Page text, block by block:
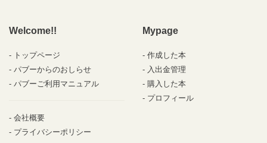
Welcome!!
トップページ
パブーからのおしらせ
パブーご利用マニュアル
会社概要
プライバシーポリシー
Mypage
作成した本
入出金管理
購入した本
プロフィール